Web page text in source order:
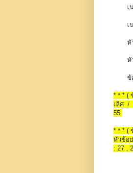
เ
เ
หั
หั
ข้
* * * (
เลิศ /
55
* * * (
หัวข้อ
: 27 ,